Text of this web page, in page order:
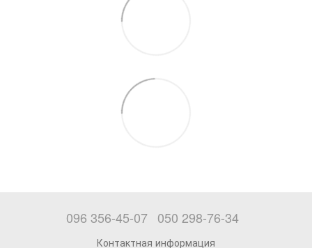
096 356-45-07 050 298-76-34
Контактная информация